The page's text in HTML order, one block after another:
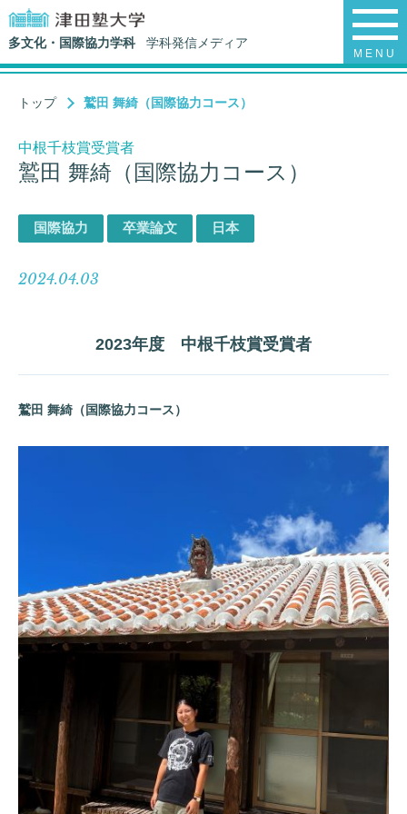
多文化・国際協力学科 学科発信メディア
MENU
トップ 鷲田 舞綺（国際協力コース）
中根千枝賞受賞者
鷲田 舞綺（国際協力コース）
国際協力 卒業論文 日本
2024.04.03
2023年度 中根千枝賞受賞者
鷲田 舞綺（国際協力コース）